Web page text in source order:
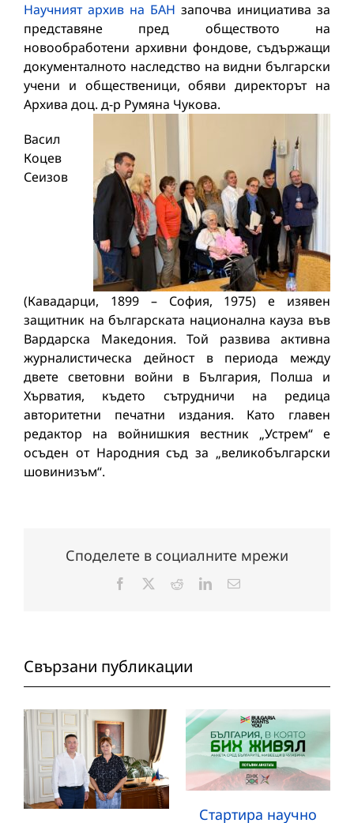
Научният архив на БАН започва инициатива за
представяне пред обществото на
новообработени архивни фондове, съдържащи
документалното наследство на видни български
учени и общественици, обяви директорът на
Архива доц. д-р Румяна Чукова.
Васил
Коцев
Сеизов
(Кавадарци, 1899 – София, 1975) е изявен
защитник на българската национална кауза във
Вардарска Македония. Той развива активна
журналистическа дейност в периода между
двете световни войни в България, Полша и
Хърватия, където сътрудничи на редица
авторитетни печатни издания. Като главен
редактор на войнишкия вестник „Устрем“ е
осъден от Народния съд за „великобългарски
шовинизъм“.
Споделете в социалните мрежи
Facebook RedditLinkedInЕлектронна
Свързани публикации
Стартира научно